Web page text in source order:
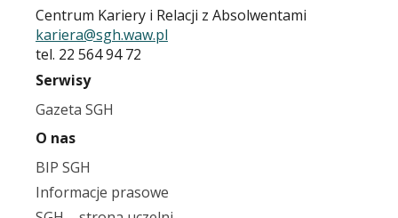
Centrum Kariery i Relacji z Absolwentami
kariera@sgh.waw.pl
tel. 22 564 94 72
Serwisy
Gazeta SGH
O nas
BIP SGH
Informacje prasowe